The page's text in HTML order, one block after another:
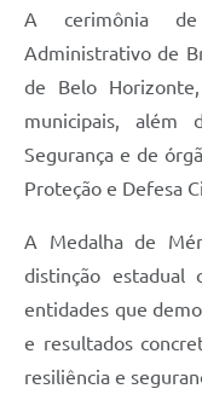
A cerimônia
Administrativo de
de Belo
municipais, além
Segurança e de
Proteção e Defesa
A Medalha de
distinção estadual
entidades que
e resultados
resiliência e